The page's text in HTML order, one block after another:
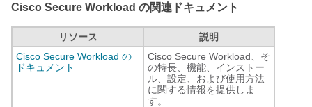
Cisco Secure Workload の関連ドキュメント
リソース
説明
Cisco Secure Workload の
ドキュメント
Cisco Secure Workload、そ
の特長、機能、インストー
ル、設定、および使用方法
に関する情報を提供しま
す。